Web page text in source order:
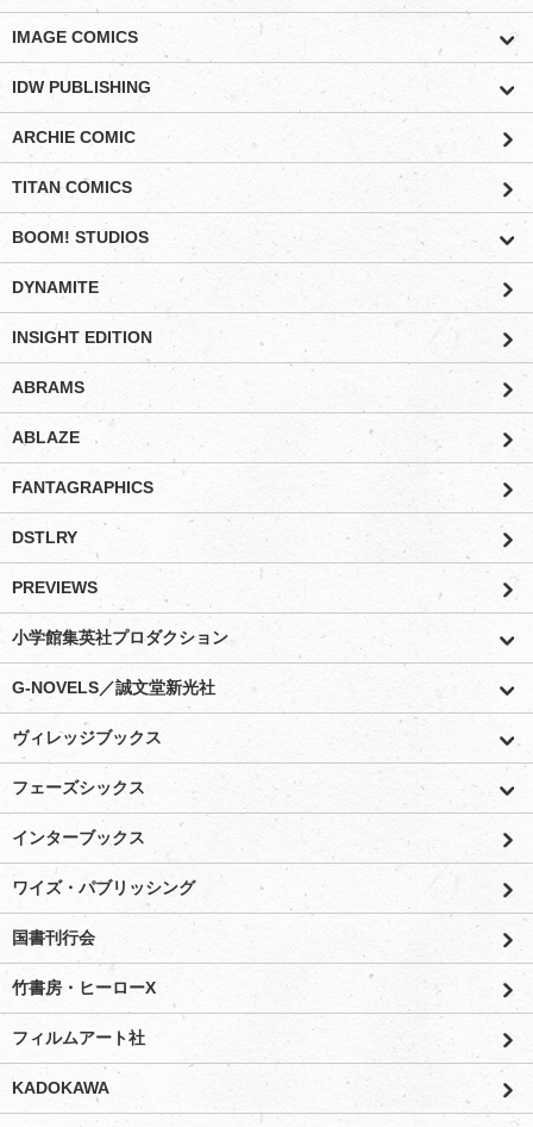
IMAGE COMICS
IDW PUBLISHING
ARCHIE COMIC
TITAN COMICS
BOOM! STUDIOS
DYNAMITE
INSIGHT EDITION
ABRAMS
ABLAZE
FANTAGRAPHICS
DSTLRY
PREVIEWS
小学館集英社プロダクション
G-NOVELS／誠文堂新光社
ヴィレッジブックス
フェーズシックス
インターブックス
ワイズ・パブリッシング
国書刊行会
竹書房・ヒーローX
フィルムアート社
KADOKAWA